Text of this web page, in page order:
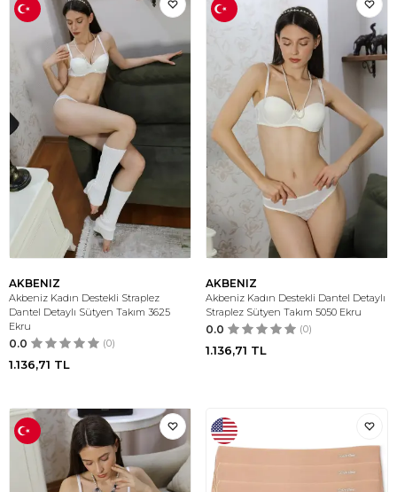
AKBENIZ
Akbeniz Kadın Destekli Straplez
Dantel Detaylı Sütyen Takım 3625
Ekru
0.0 (0)
1.136,71 TL
AKBENIZ
Akbeniz Kadın Destekli Dantel Detaylı
Straplez Sütyen Takım 5050 Ekru
0.0 (0)
1.136,71 TL